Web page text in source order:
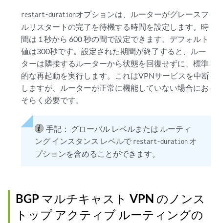
restart-durationオプションは、ルーターがグレースフ
ルリスタートの完了を待機する時間を設定します。時
間は 1 秒から 600 秒の間で設定できます。デフォルト
値は300秒です。設定された期間が終了すると、ルー
ターは隣接するルーターから状態を回復せずに、標準
的な再起動を実行します。これはVPNサービスを中断
しますが、ルーターが正常に機能していない場合にお
そらく必要です。
手記：
グローバル レベルまたは ルーティ
ング インスタンス レベルで restart-duration オ
プションを含めることができます。
BGP マルチキャスト VPN のノンス
トップ アクティブ ルーティングの